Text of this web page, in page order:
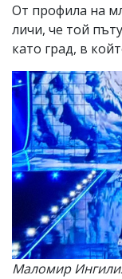
От профила на
личи, че той
като град, в
Маломир